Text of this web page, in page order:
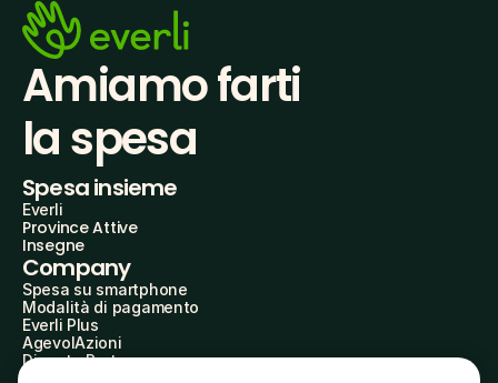
Amiamo farti
la spesa
Spesa insieme
Everli
Province Attive
Insegne
Company
Spesa su smartphone
Modalità di pagamento
Everli Plus
AgevolAzioni
Diventa Partner